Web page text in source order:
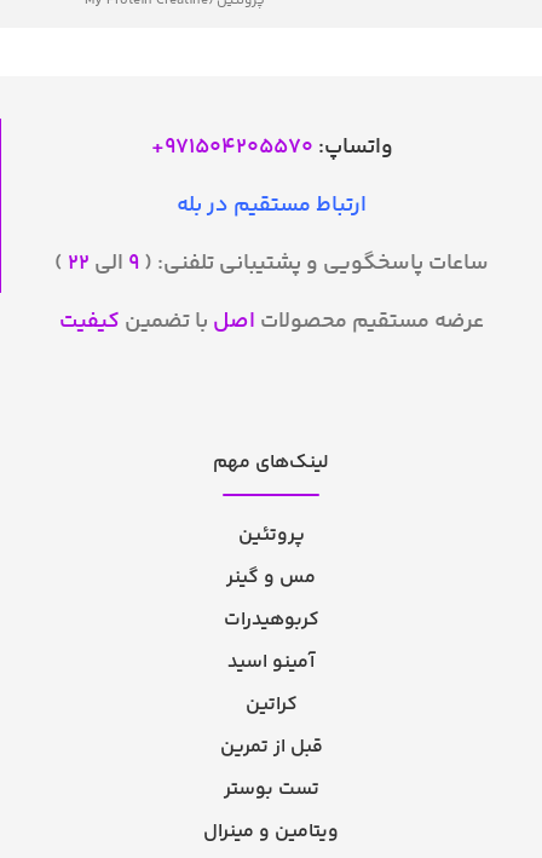
واتساپ: 971504205570
+
ارتباط مستقیم در بله
ساعات پاسخگویی و پشتیبانی تلفنی: ( ۹ الی ۲۲ )
عرضه مستقیم محصولات اصل با تضمین کیفیت
لینک‌های مهم
پروتئین
مس و گینر
کربوهیدرات
آمینو اسید
کراتین
قبل از تمرین
تست بوستر
ویتامین و مینرال